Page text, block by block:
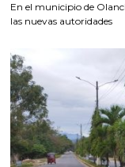
En el municipio de
las nuevas autoridades